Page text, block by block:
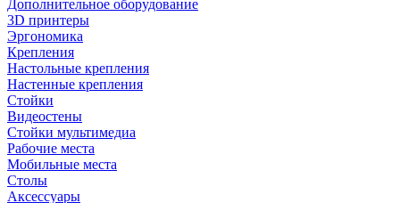
Дополнительное оборудование
3D принтеры
Эргономика
Крепления
Настольные крепления
Настенные крепления
Стойки
Видеостены
Стойки мультимедиа
Рабочие места
Мобильные места
Столы
Аксессуары